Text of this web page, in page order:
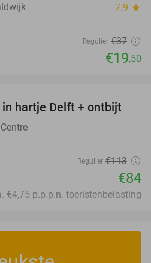
7.9 star
Regulier €37
€19,50
26%
hartje Delft + ontbijt
Regulier €113
€84
€4,75 p.p.p.n. toeristenbelasting